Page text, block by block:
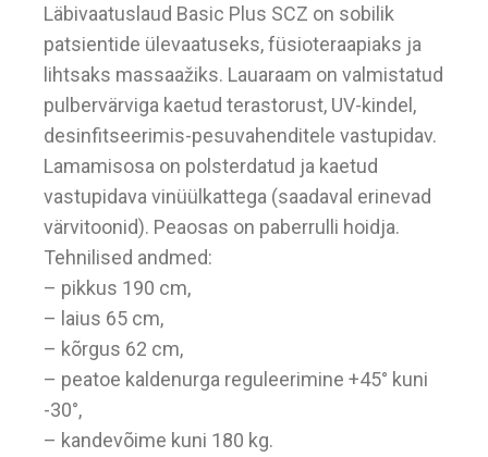
Läbivaatuslaud Basic Plus SCZ on sobilik
patsientide ülevaatuseks, füsioteraapiaks ja
lihtsaks massaažiks. Lauaraam on valmistatud
pulbervärviga kaetud terastorust, UV-kindel,
desinfitseerimis-pesuvahenditele vastupidav.
Lamamisosa on polsterdatud ja kaetud
vastupidava vinüülkattega (saadaval erinevad
värvitoonid). Peaosas on paberrulli hoidja.
Tehnilised andmed:
– pikkus 190 cm,
– laius 65 cm,
– kõrgus 62 cm,
– peatoe kaldenurga reguleerimine +45° kuni
-30°,
– kandevõime kuni 180 kg.